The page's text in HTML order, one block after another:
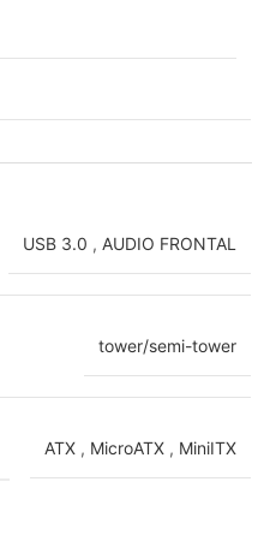
USB 3.0 , AUDIO FRONTAL
tower/semi-tower
ATX , MicroATX , MiniITX